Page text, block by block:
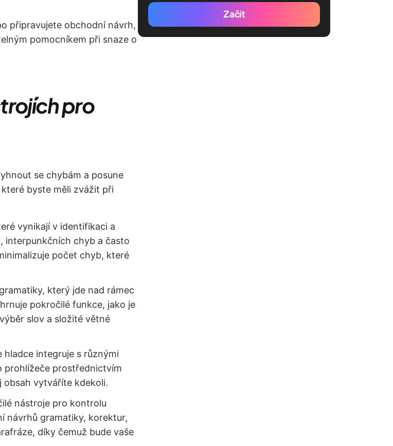
připravujete obchodní návrh,
pomocníkem při snaze o
pro
se chybám a posune
byste měli zvážit při
vynikají v identifikaci a
interpunkčních chyb a často
počet chyb, které
který jde nad rámec
pokročilé funkce, jako je
slov a složité větné
hladce integruje s různými
prohlížeče prostřednictvím
obsah vytváříte kdekoli.
nástroje pro kontrolu
návrhů gramatiky, korektur,
díky čemuž bude vaše
Začít